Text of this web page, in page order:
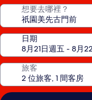
想要去哪裡？
日期
旅客